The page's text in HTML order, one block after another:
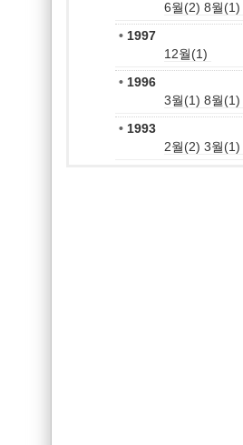
6월(2) 8월(1)
• 1997
12월(1)
• 1996
3월(1) 8월(1)
• 1993
2월(2) 3월(1)